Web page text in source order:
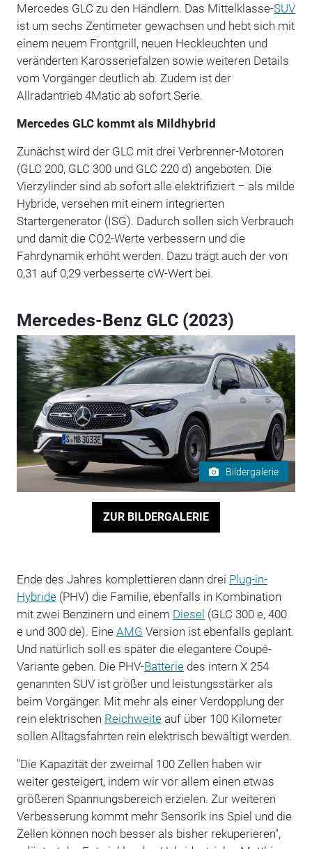
Mercedes GLC zu den Händlern. Das Mittelklasse-SUV
ist um sechs Zentimeter gewachsen und hebt sich mit
einem neuem Frontgrill, neuen Heckleuchten und
veränderten Karosseriefalzen sowie weiteren Details
vom Vorgänger deutlich ab. Zudem ist der
Allradantrieb 4Matic ab sofort Serie.
Mercedes GLC kommt als Mildhybrid
Zunächst wird der GLC mit drei Verbrenner-Motoren
(GLC 200, GLC 300 und GLC 220 d) angeboten. Die
Vierzylinder sind ab sofort alle elektrifiziert – als milde
Hybride, versehen mit einem integrierten
Startergenerator (ISG). Dadurch sollen sich Verbrauch
und damit die CO2-Werte verbessern und die
Fahrdynamik erhöht werden. Dazu trägt auch der von
0,31 auf 0,29 verbesserte cW-Wert bei.
Mercedes-Benz GLC (2023)
Bildergalerie
ZUR BILDERGALERIE
Ende des Jahres komplettieren dann drei Plug-in-
Hybride(PHV) die Familie, ebenfalls in Kombination
mit zwei Benzinern und einem Diesel (GLC 300 e, 400
e und 300 de). Eine AMG Version ist ebenfalls geplant.
Und natürlich soll es später die elegantere Coupé-
Variante geben. Die PHV-Batteriedes intern X 254
genannten SUV ist größer und leistungsstärker als
beim Vorgänger. Mit mehr als einer Verdopplung der
rein elektrischen Reichweiteauf über 100 Kilometer
sollen Alltagsfahrten rein elektrisch bewältigt werden.
"Die Kapazität der zweimal 100 Zellen haben wir
weiter gesteigert, indem wir vor allem einen etwas
größeren Spannungsbereich erzielen. Zur weiteren
Verbesserung kommt mehr Sensorik ins Spiel und die
Zellen können noch besser als bisher rekuperieren",